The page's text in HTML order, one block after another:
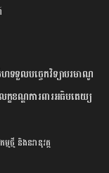
ទទួល​បច្ចេកវិទ្យា​បរមាណូ​
ក្ខខណ្ឌ​ការពារ​អធិបតេយ្យ
ម្មថ្មី និងនវានុវត្ត